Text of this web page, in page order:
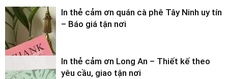
In thẻ cảm ơn quán cà phê Tây Ninh uy tín
– Báo giá tận nơi
In thẻ cảm ơn Long An – Thiết kế theo
yêu cầu, giao tận nơi